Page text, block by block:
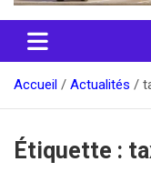
Accueil Actualités
Étiquette :